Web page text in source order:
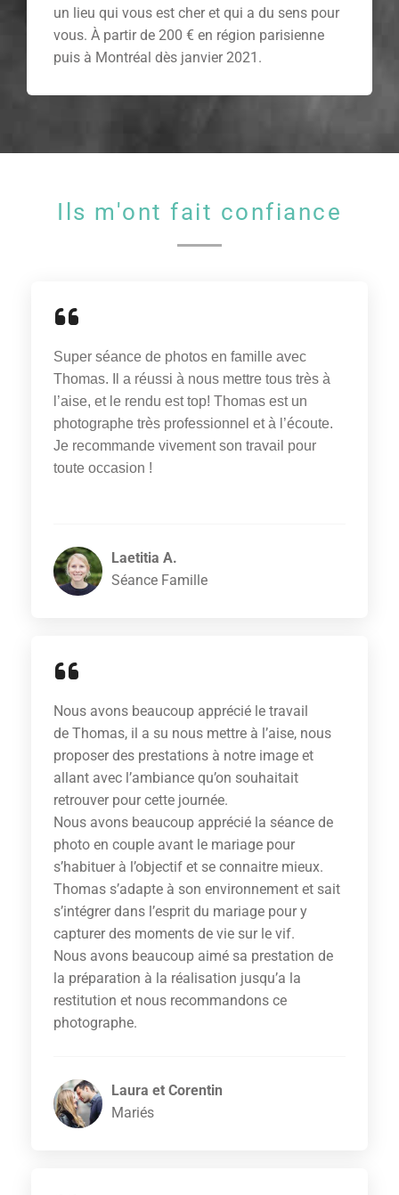
un lieu qui vous est cher et qui a du sens pour
vous. À partir de 200 € en région parisienne
puis à Montréal dès janvier 2021.
Ils m'ont fait confiance
Super séance de photos en famille avec
Thomas. Il a réussi à nous mettre tous très à
l’aise, et le rendu est top! Thomas est un
photographe très professionnel et à l’écoute.
Je recommande vivement son travail pour
toute occasion !
Laetitia A.
Séance Famille
Nous avons beaucoup apprécié le travail
de Thomas, il a su nous mettre à l’aise, nous
proposer des prestations à notre image et
allant avec l’ambiance qu’on souhaitait
retrouver pour cette journée.
Nous avons beaucoup apprécié la séance de
photo en couple avant le mariage pour
s’habituer à l’objectif et se connaitre mieux.
Thomas s’adapte à son environnement et sait
s’intégrer dans l’esprit du mariage pour y
capturer des moments de vie sur le vif.
Nous avons beaucoup aimé sa prestation de
la préparation à la réalisation jusqu’a la
restitution et nous recommandons ce
photographe.
Laura et Corentin
Mariés